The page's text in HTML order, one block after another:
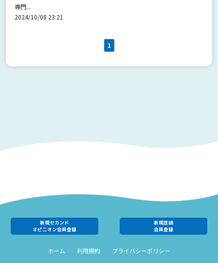
専門...
2024/10/08 23:21
1
新規セカンド
オピニオン会員登録
新規医師
会員登録
ホーム 利用規約 プライバシーポリシー